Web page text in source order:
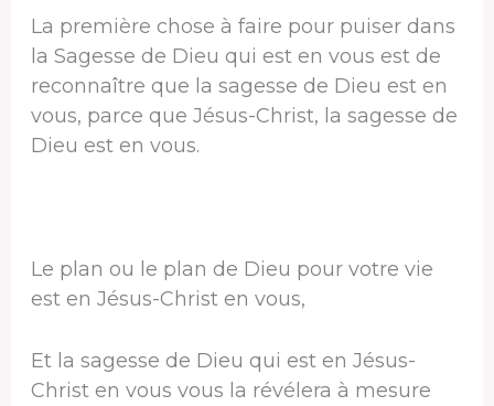
La première chose à faire pour puiser dans
la Sagesse de Dieu qui est en vous est de
reconnaître que la sagesse de Dieu est en
vous, parce que Jésus-Christ, la sagesse de
Dieu est en vous.
Le plan ou le plan de Dieu pour votre vie
est en Jésus-Christ en vous,
Et la sagesse de Dieu qui est en Jésus-
Christ en vous vous la révélera à mesure